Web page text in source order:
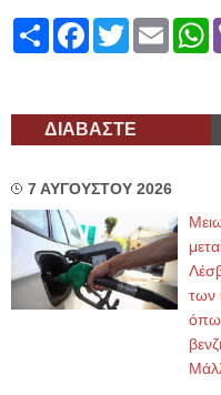
ShareFacebook
TwitterEmail
ΔΙΑΒΑΣΤΕ
7 ΑΥΓΟΥΣΤΟΥ 2026
των